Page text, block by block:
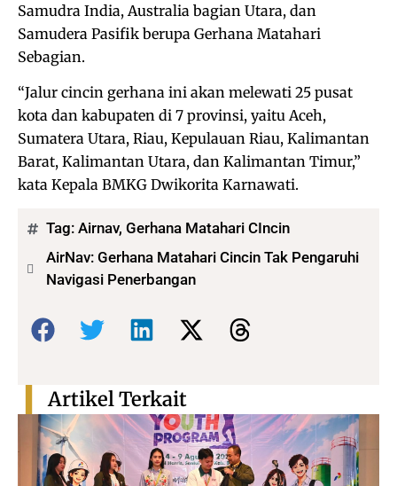
Samudra India, Australia bagian Utara, dan
Samudera Pasifik berupa Gerhana Matahari
Sebagian.
“Jalur cincin gerhana ini akan melewati 25 pusat
kota dan kabupaten di 7 provinsi, yaitu Aceh,
Sumatera Utara, Riau, Kepulauan Riau, Kalimantan
Barat, Kalimantan Utara, dan Kalimantan Timur,”
kata Kepala BMKG Dwikorita Karnawati.
Tag: Airnav, Gerhana Matahari CIncin
AirNav: Gerhana Matahari Cincin Tak Pengaruhi
Navigasi Penerbangan
Bagikan:
Artikel Terkait